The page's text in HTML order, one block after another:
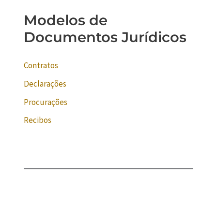
Modelos de
Documentos Jurídicos
Contratos
Declarações
Procurações
Recibos